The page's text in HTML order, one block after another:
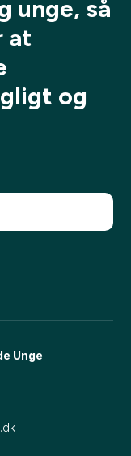
unge, så
at
og
Unge